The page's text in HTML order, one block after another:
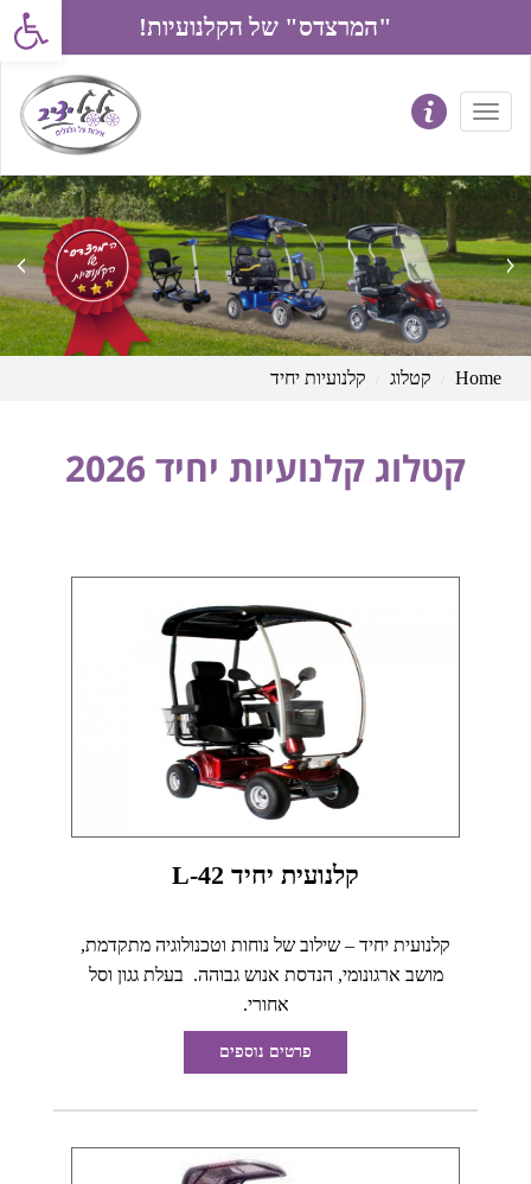
"המרצדס" של הקלנועיות! פתח
prev next
Home קטלוג קלנועיות יחיד
קטלוג קלנועיות יחיד 2026
קלנועית יחיד L-42
קלנועית יחיד – שילוב של נוחות וטכנולוגיה מתקדמת,
מושב ארגונומי, הנדסת אנוש גבוהה. בעלת גגון וסל
אחורי.
פרטים נוספים